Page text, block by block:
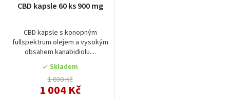
CBD kapsle 60 ks 900 mg
CBD kapsle s konopným
fullspektrum olejem a vysokým
obsahem kanabidiolu....
Skladem
1 030 Kč
1 004 Kč